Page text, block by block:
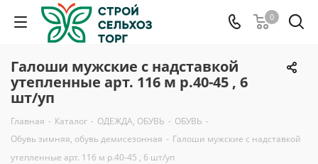
0
Галоши мужские с надставкой
утепленные арт. 116 м р.40-45 , 6
шт/уп
Главная - Каталог - ОДЕЖДА, ОБУВЬ - ОБУВЬ -
Обувь зимняя, обувь демисезонная - Галоши мужские с надставкой
утепленные арт. 116 м р.40-45 , 6 шт/уп